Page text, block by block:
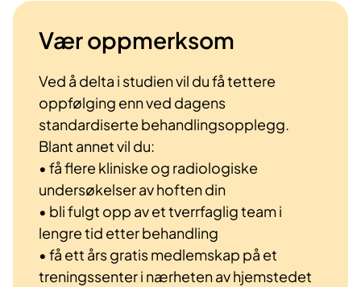
Vær oppmerksom
Ved å delta i studien vil du få tettere
oppfølging enn ved dagens
standardiserte behandlingsopplegg.
Blant annet vil du:
• få flere kliniske og radiologiske
undersøkelser av hoften din
• bli fulgt opp av et tverrfaglig team i
lengre tid etter behandling
• få ett års gratis medlemskap på et
treningssenter i nærheten av hjemstedet